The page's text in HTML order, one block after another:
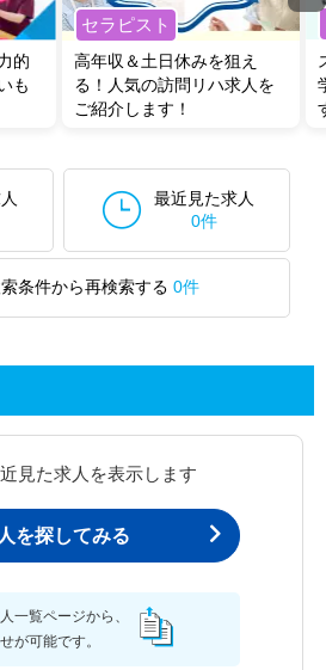
的
も
セラピスト
高年収＆土日休みを狙え
る！人気の訪問リハ求人を
ご紹介します！
最近見た求人
0件
条件から再検索する 0件
見た求人を表示します
を探してみる
一覧ページから、
が可能です。